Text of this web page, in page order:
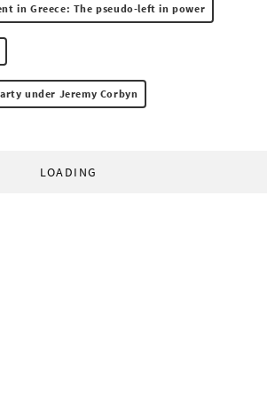
in Greece: The pseudo-left in power
under Jeremy Corbyn
LOADING